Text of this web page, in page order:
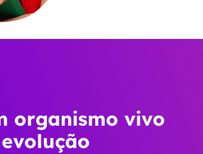
organismo vivo